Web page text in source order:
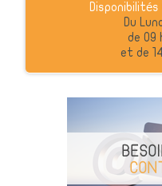
Du
de 09
et de